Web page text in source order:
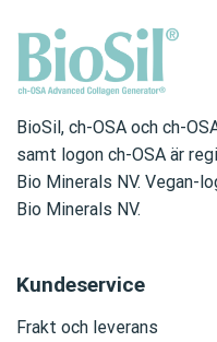
BioSil, ch-OSA och ch-
samt logon ch-OSA är
Bio Minerals NV. Vegan-
Bio Minerals NV.
Kundeservice
Frakt och leverans